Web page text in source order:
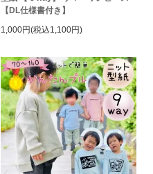
【DL仕様書付き】
1,000円(税込1,100円)